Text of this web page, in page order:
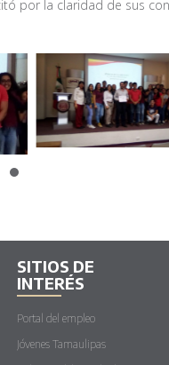
por la claridad de sus
SITIOS DE
INTERÉS
Portal del empleo
Jóvenes Tamaulipas